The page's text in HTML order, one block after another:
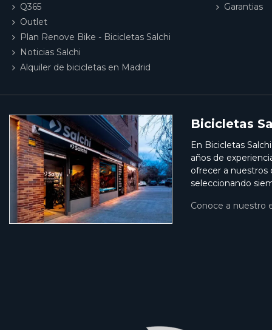
Q365
Outlet
Plan Renove Bike - Bicicletas Salchi
Noticias Salchi
Alquiler de bicicletas en Madrid
Garantias
Bicicletas
En Bicicletas
años de
ofrecer a nuestros
seleccionando
Conoce a nuestro